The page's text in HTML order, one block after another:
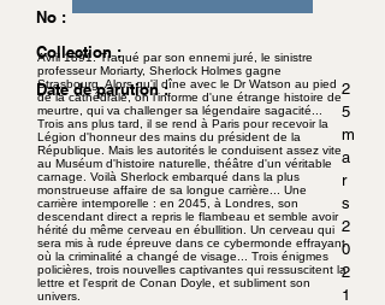
No :
Collection :
Date de parution :
2
5
m
a
r
s
2
0
2
1
Avril 1891. Traqué par son ennemi juré, le sinistre
professeur Moriarty, Sherlock Holmes gagne
Strasbourg. Alors qu'il dîne avec le Dr Watson au pied
de la cathédrale, on l'informe d'une étrange histoire de
meurtre, qui va challenger sa légendaire sagacité...
Trois ans plus tard, il se rend à Paris pour recevoir la
Légion d'honneur des mains du président de la
République. Mais les autorités le conduisent assez vite
au Muséum d'histoire naturelle, théâtre d'un véritable
carnage. Voilà Sherlock embarqué dans la plus
monstrueuse affaire de sa longue carrière... Une
carrière intemporelle : en 2045, à Londres, son
descendant direct a repris le flambeau et semble avoir
hérité du même cerveau en ébullition. Un cerveau qui
sera mis à rude épreuve dans ce cybermonde effrayant
où la criminalité a changé de visage... Trois énigmes
policières, trois nouvelles captivantes qui ressuscitent la
lettre et l'esprit de Conan Doyle, et subliment son
univers.